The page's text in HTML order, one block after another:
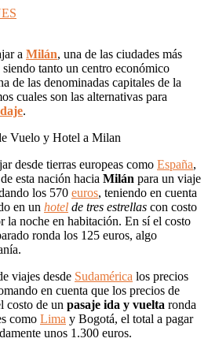
a Milán, una de las ciudades más
siendo tanto un centro económico
de las denominadas capitales de la
cuales son las alternativas para
.
desde tierras europeas como España,
esta nación hacia Milán para un viaje
los 570 euros, teniendo en cuenta
en un hotel de tres estrellas con costo
la noche en habitación. En sí el costo
ronda los 125 euros, algo
viajes desde Sudamérica los precios
en cuenta que los precios de
costo de un pasaje ida y vuelta ronda
como Lima y Bogotá, el total a pagar
unos 1.300 euros.